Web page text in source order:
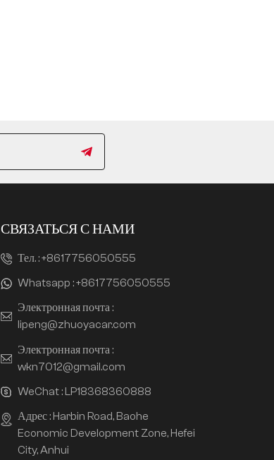
СВЯЗАТЬСЯ С НАМИ
Тел. :+8617756050555
Whatsapp :+8617756050555
Электронная почта :
lipeng@zhuoyacar.com
Электронная почта :
wkn7012@gmail.com
WeChat : LP18368360888
Адрес : Harbin Road, Baohe
Economic Development Zone, Hefei
City, Anhui